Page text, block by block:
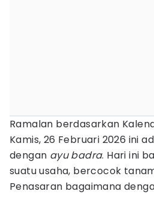
Ramalan berdasarkan
Kamis, 26 Februari 2026 ini
dengan ayu badra. Hari ini
suatu usaha, bercocok
Penasaran bagaimana